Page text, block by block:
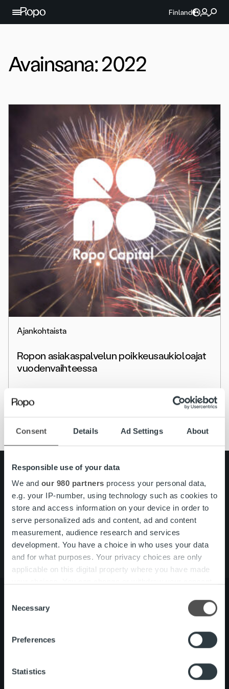
Consent Details Ad Settings About
Responsible use of your data
We and our 980 partners process your personal data,
e.g. your IP-number, using technology such as cookies to
store and access information on your device in order to
serve personalized ads and content, ad and content
measurement, audience research and services
development. You have a choice in who uses your data
and for what purposes. Your privacy choices are only
applicable on this digital property where you have made
the Privacy trigger icon.
Find out more about how your personal data is processed
and set your preferences in the
We use cookies to personalise content and ads, to
provide social media features and to analyse our traffic.
Selection
Necessary
Preferences
Statistics
Jatka sisältöön
Finland
Avainsana:2022
Ajankohtaista
Ropon asiakaspalvelun poikkeusaukioloajat
vuodenvaihteessa
Lue lisää
Pikalinkit
Yhteystiedot
Ura Ropolla
Palvelut
Tietoa meistä
Search for:
Ihmiset ja kulttuurimme